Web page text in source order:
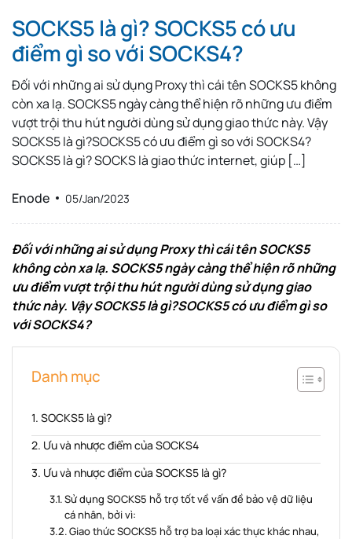
SOCKS5 là gì? SOCKS5 có ưu
điểm gì so với SOCKS4?
Đối với những ai sử dụng Proxy thì cái tên SOCKS5 không
còn xa lạ. SOCKS5 ngày càng thể hiện rõ những ưu điểm
vượt trội thu hút người dùng sử dụng giao thức này. Vậy
SOCKS5 là gì?SOCKS5 có ưu điểm gì so với SOCKS4?
SOCKS5 là gì? SOCKS là giao thức internet, giúp […]
Enode 05/Jan/2023
Đối với những ai sử dụng Proxy thì cái tên SOCKS5
không còn xa lạ. SOCKS5 ngày càng thể hiện rõ những
ưu điểm vượt trội thu hút người dùng sử dụng giao
thức này. Vậy SOCKS5 là gì?SOCKS5 có ưu điểm gì so
với SOCKS4?
Danh mục
SOCKS5 là gì?
Ưu và nhược điểm của SOCKS4
Ưu và nhược điểm của SOCKS5 là gì?
Sử dụng SOCKS5 hỗ trợ tốt về vấn đề bảo vệ dữ liệu
cá nhân, bởi vì:
Giao thức SOCKS5 hỗ trợ ba loại xác thực khác nhau,